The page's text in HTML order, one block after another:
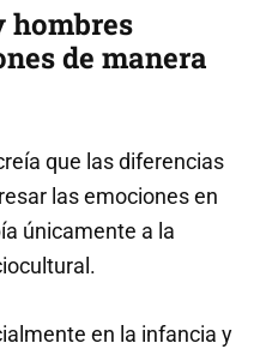
hombres
de manera
que las diferencias
las emociones en
únicamente a la
en la infancia y